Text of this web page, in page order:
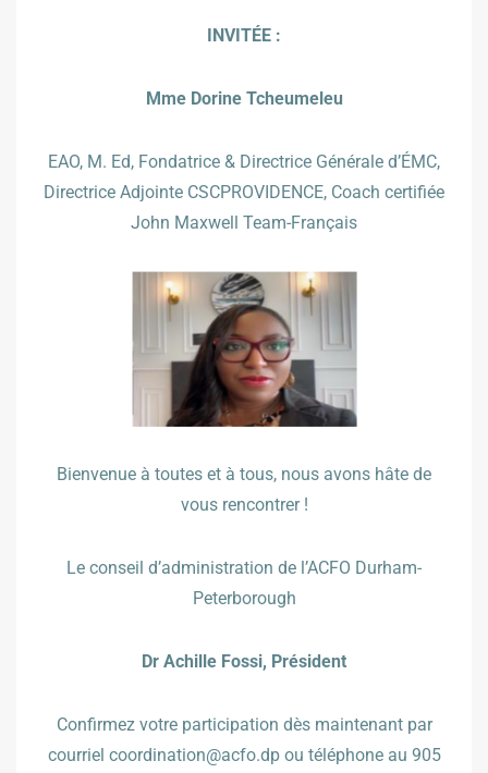
INVITÉE :
Mme Dorine Tcheumeleu
EAO, M. Ed, Fondatrice & Directrice Générale d’ÉMC,
Directrice Adjointe CSCPROVIDENCE, Coach certifiée
John Maxwell Team-Français
Bienvenue à toutes et à tous, nous avons hâte de
vous rencontrer !
Le conseil d’administration de l’ACFO Durham-
Peterborough
Dr Achille Fossi, Président
Confirmez votre participation dès maintenant par
courriel coordination@acfo.dpou téléphone au 905